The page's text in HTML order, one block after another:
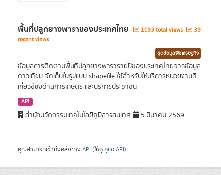
พื้นที่ปลูกยางพาราของประเทศไทย 1093 total views
39
recent views
ชุดข้อมูลพืชเศรษฐกิจ
ข้อมูลการติดตามพื้นที่ปลูกยางพารารายปีของประเทศไทยจากข้อมูล
ดาวเทียม จัดเก็บในรูปแบบ shapefile ใช้สำหรับให้บริการหน่วยงานที่
เกี่ยวข้องด้านการเกษตร และบริการประชาชน
API
สำนักนวัตกรรมเทคโนโลยีภูมิสารสนเทศ 5 มีนาคม 2569
คุณสามารถเข้าถึงคลังทาง API (ให้ดู คู่มือ API).